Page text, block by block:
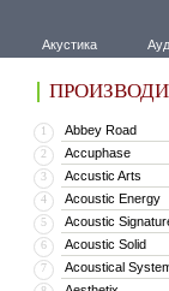
Акустика
1 Abbey Road
2 Accuphase
3 Accustic Arts
4 Acoustic Energy
5 Acoustic
6 Acoustic Solid
7 Acoustical